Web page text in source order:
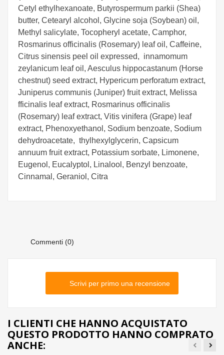
Cetyl ethylhexanoate, Butyrospermum parkii (Shea)
butter, Cetearyl alcohol, Glycine soja (Soybean) oil,
Methyl salicylate, Tocopheryl acetate, Camphor,
Rosmarinus officinalis (Rosemary) leaf oil, Caffeine,
Citrus sinensis peel oil expressed, innamomum
zeylanicum leaf oil, Aesculus hippocastanum (Horse
chestnut) seed extract, Hypericum perforatum extract,
Juniperus communis (Juniper) fruit extract, Melissa
fficinalis leaf extract, Rosmarinus officinalis
(Rosemary) leaf extract, Vitis vinifera (Grape) leaf
extract, Phenoxyethanol, Sodium benzoate, Sodium
dehydroacetate, thylhexylglycerin, Capsicum
annuum fruit extract, Potassium sorbate, Limonene,
Eugenol, Eucalyptol, Linalool, Benzyl benzoate,
Cinnamal, Geraniol, Citra
Commenti (0)
Scrivi per primo una recensione
I CLIENTI CHE HANNO ACQUISTATO
QUESTO PRODOTTO HANNO COMPRATO
ANCHE: